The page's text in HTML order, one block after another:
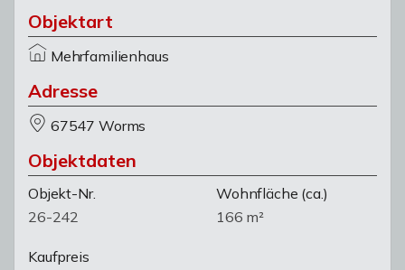
Objektart
Mehrfamilienhaus
Adresse
67547 Worms
Objektdaten
Objekt-Nr.
26-242
Wohnfläche (ca.)
166 m²
Kaufpreis